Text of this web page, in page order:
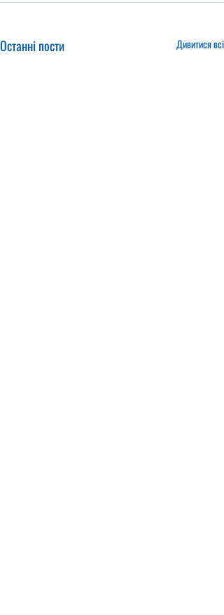
Останні пости Дивитися всі